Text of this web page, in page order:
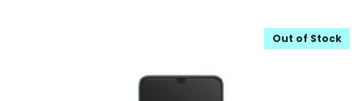
Out of Stock